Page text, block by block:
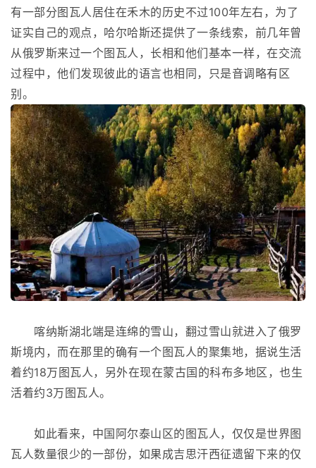
有一部分图瓦人居住在禾木的历史不过100年左右，为了
证实自己的观点，哈尔哈斯还提供了一条线索，前几年曾
从俄罗斯来过一个图瓦人，长相和他们基本一样，在交流
过程中，他们发现彼此的语言也相同，只是音调略有区
别。
喀纳斯湖北端是连绵的雪山，翻过雪山就进入了俄罗
斯境内，而在那里的确有一个图瓦人的聚集地，据说生活
着约18万图瓦人，另外在现在蒙古国的科布多地区，也生
活着约3万图瓦人。
如此看来，中国阿尔泰山区的图瓦人，仅仅是世界图
瓦人数量很少的一部份，如果成吉思汗西征遗留下来的仅